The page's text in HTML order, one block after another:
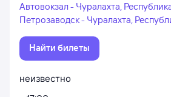
Автовокзал - Чуралахта,
Петрозаводск - Чуралахта,
Найти билеты
неизвестно